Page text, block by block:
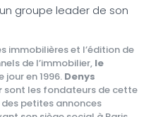
groupe leader de son
immobilières et l’édition de
de l’immobilier, le
jour en 1996. Denys
sont les fondateurs de cette
petites annonces